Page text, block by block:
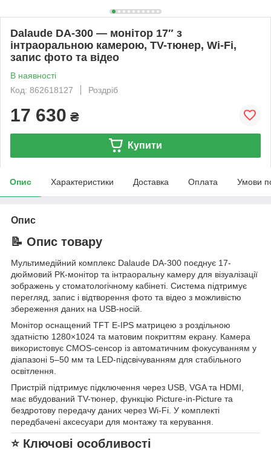
Dalaude DA-300 — монітор 17″ з
інтраоральною камерою, TV-тюнер, Wi-Fi,
запис фото та відео
В наявності
Код: 862618127
Роздріб
17 630 ₴
Купити
Опис Характеристики Доставка Оплата Умови
Опис
📝 Опис товару
Мультимедійний комплекс Dalaude DA-300 поєднує 17-
дюймовий РК-монітор та інтраоральну камеру для візуалізації
зображень у стоматологічному кабінеті. Система підтримує
перегляд, запис і відтворення фото та відео з можливістю
збереження даних на USB-носій.
Монітор оснащений TFT E-IPS матрицею з роздільною
здатністю 1280×1024 та матовим покриттям екрану. Камера
використовує CMOS-сенсор із автоматичним фокусуванням у
діапазоні 5–50 мм та LED-підсвічуванням для стабільного
освітлення.
Пристрій підтримує підключення через USB, VGA та HDMI,
має вбудований TV-тюнер, функцію Picture-in-Picture та
бездротову передачу даних через Wi-Fi. У комплекті
передбачені аксесуари для монтажу та керування.
⭐ Ключові особливості